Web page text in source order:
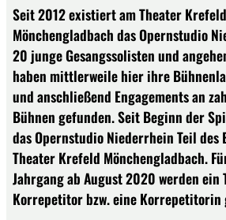
Seit 2012 existiert am Theater
Mönchengladbach das Opernstudio
20 junge Gesangssolisten und
haben mittlerweile hier ihre
und anschließend Engagements an
Bühnen gefunden. Seit Beginn der
das Opernstudio Niederrhein Teil des
Theater Krefeld Mönchengladbach.
Jahrgang ab August 2020 werden ein
Korrepetitor bzw. eine Korrepetitorin